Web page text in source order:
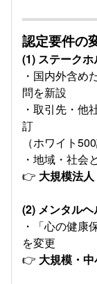
認定要件の
(1) ステーク
・国内外含め
問を新設
・取引先・他
訂
（ホワイト
・地域・社会
👉 大規模法人
(2) メンタル
・「心の健康
を変更
👉 大規模・